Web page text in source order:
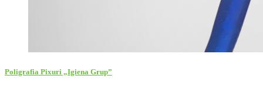
Poligrafia Pixuri „Igiena Grup”